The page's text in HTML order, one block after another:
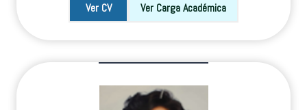
Ver CV Ver Carga Académica